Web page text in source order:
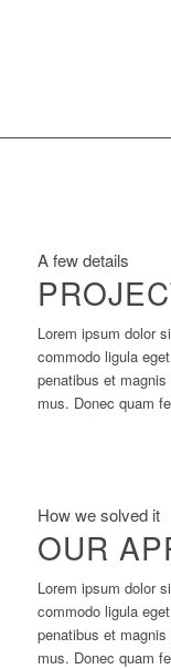
A few details
Lorem ipsum dolor
commodo ligula
penatibus et
mus. Donec quam
How we solved it
OUR
Lorem ipsum dolor
commodo ligula
penatibus et
mus. Donec quam